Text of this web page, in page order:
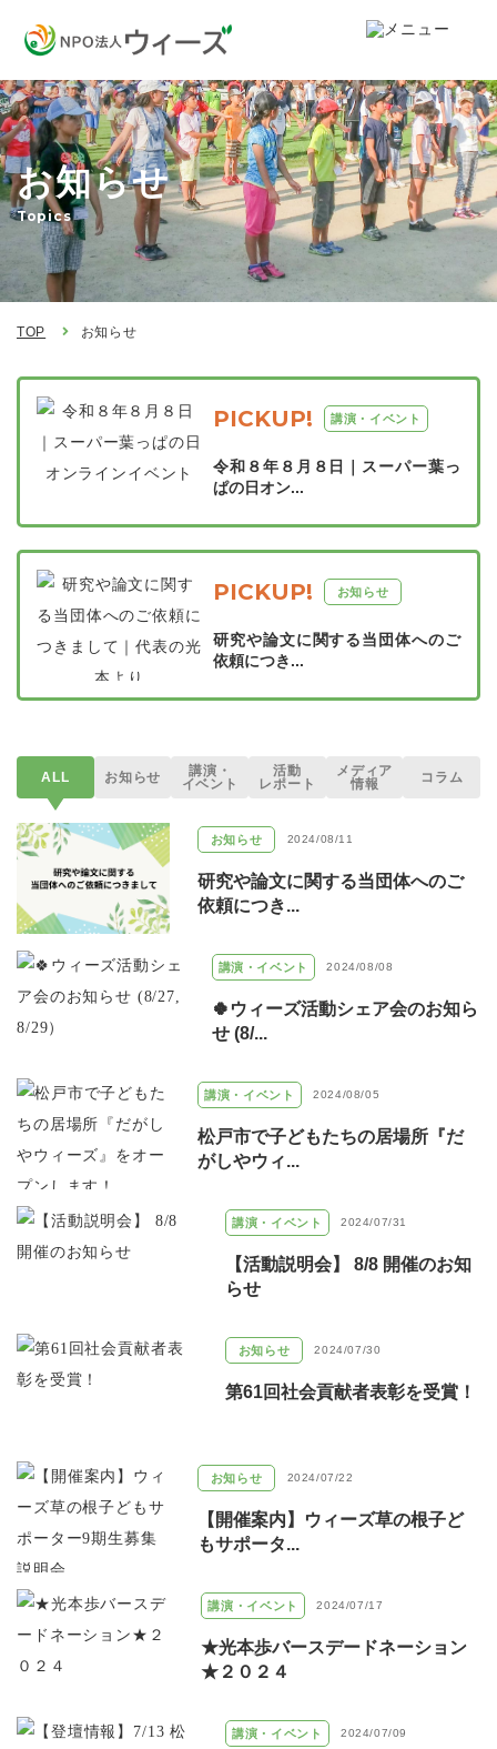
お知らせ
Topics
TOP お知らせ
PICKUP! 講演・イベント
令和８年８月８日｜スーパー葉っ
ぱの日オン...
PICKUP! お知らせ
研究や論文に関する当団体へのご
依頼につき...
ALL お知らせ
講演・
イベント
活動
レポート
メディア
情報
コラム
お知らせ 2024/08/11
研究や論文に関する当団体へのご
依頼につき...
講演・イベント 2024/08/08
🍀ウィーズ活動シェア会のお知ら
せ (8/...
講演・イベント 2024/08/05
松戸市で子どもたちの居場所『だ
がしやウィ...
講演・イベント 2024/07/31
【活動説明会】 8/8 開催のお知
らせ
お知らせ 2024/07/30
第61回社会貢献者表彰を受賞！
お知らせ 2024/07/22
【開催案内】ウィーズ草の根子ど
もサポータ...
講演・イベント 2024/07/17
★光本歩バースデードネーション
★２０２４
講演・イベント 2024/07/09